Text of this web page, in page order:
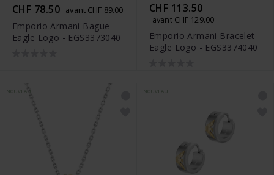
CHF 78.50 avant CHF 89.00
Emporio Armani Bague
Eagle Logo - EGS3373040
CHF 113.50
avant CHF 129.00
Emporio Armani Bracelet
Eagle Logo - EGS3374040
NOUVEAU